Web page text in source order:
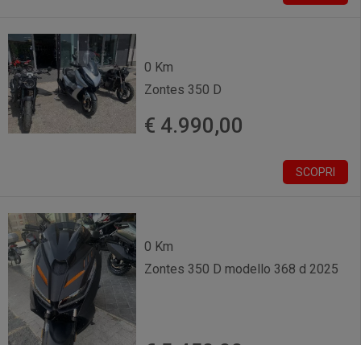
0 Km
Zontes 350 D
€ 4.990,00
SCOPRI
0 Km
Zontes 350 D modello 368 d 2025